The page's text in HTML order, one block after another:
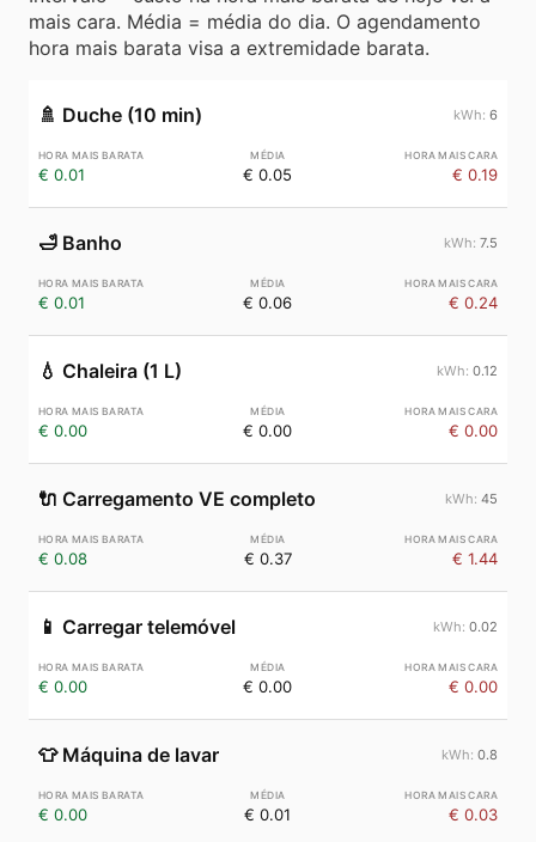
mais cara. Média = média do dia. O agendamento
hora mais barata visa a extremidade barata.
🚿 Duche (10 min) 6
€ 0.01 € 0.05 € 0.19
🛁 Banho 7.5
€ 0.01 € 0.06 € 0.24
💧 Chaleira (1 L) 0.12
€ 0.00 € 0.00 € 0.00
🔌 Carregamento VE completo 45
€ 0.08 € 0.37 € 1.44
📱 Carregar telemóvel 0.02
€ 0.00 € 0.00 € 0.00
👕 Máquina de lavar 0.8
€ 0.00 € 0.01 € 0.03